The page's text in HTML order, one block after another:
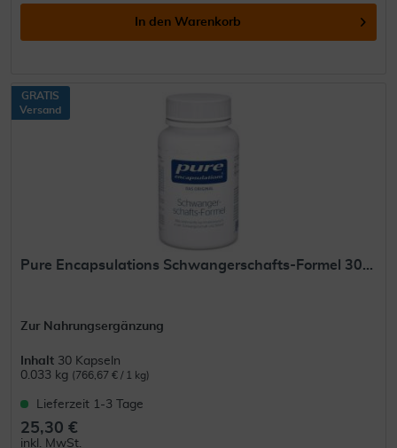
In den Warenkorb
GRATIS
Versand
Pure Encapsulations Schwangerschafts-Formel 30...
Zur Nahrungsergänzung
Inhalt 30 Kapseln
0.033 kg (766,67 € / 1 kg)
Lieferzeit 1-3 Tage
25,30 €
inkl. MwSt.